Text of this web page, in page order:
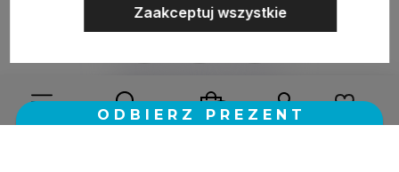
Sklep internetowy Shoper.pl Szablon Shoper Modern 3.0™
GrowCommerce
Zaakceptuj wszystkie